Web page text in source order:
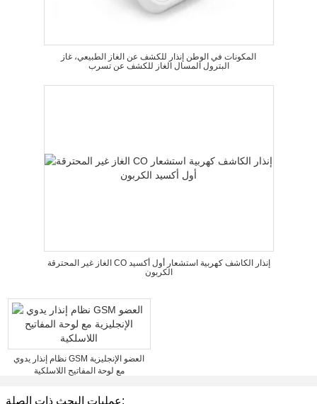
المكونات في الوطن إنذار للكشف عن الغاز الطبيعي، غاز
البترول المسال الغاز للكشف عن تسرب
الغاز غير المحترقة CO إنذار الكاشف كهربية استشعار أول أكسيد
الكربون
نظام إنذار يدوي GSM العضو الإنجليزية
مع لوحة المفاتيح اللاسلكية
عمليات البحث ذات الصلة: